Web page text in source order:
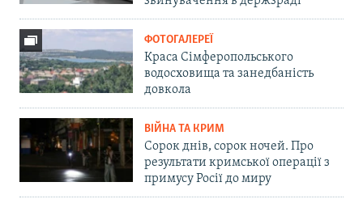
ФОТОГАЛЕРЕЇ
Краса Сімферопольського
водосховища та занедбаність
довкола
ВІЙНА ТА КРИМ
Сорок днів, сорок ночей. Про
результати кримської операції з
примусу Росії до миру